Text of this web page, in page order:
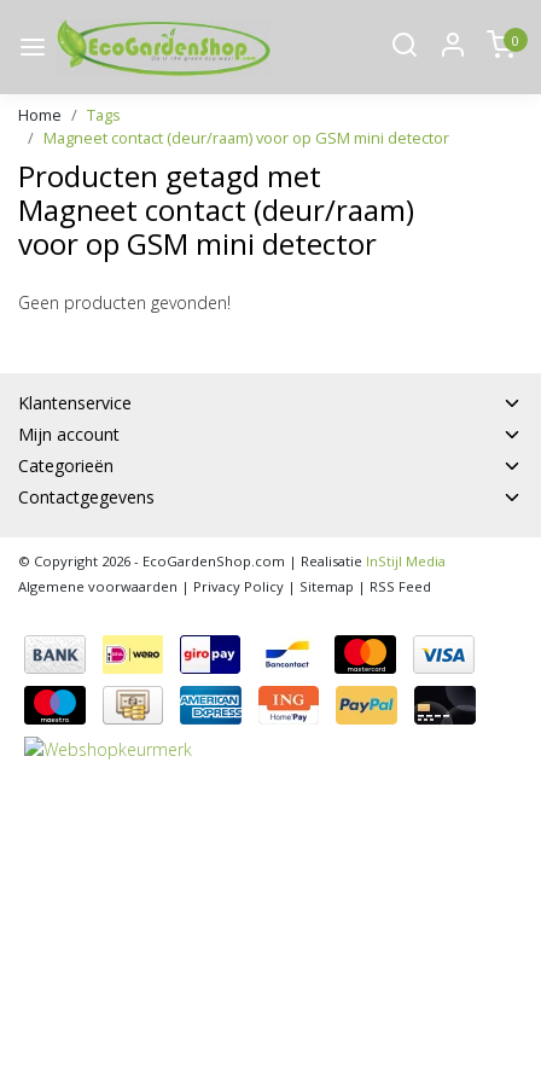
0
Home
Tags
Magneet contact (deur/raam) voor op GSM mini detector
Producten getagd met
Magneet contact (deur/raam)
voor op GSM mini detector
Geen producten gevonden!
Klantenservice
Mijn account
Categorieën
Contactgegevens
© Copyright 2026 - EcoGardenShop.com | Realisatie InStijl Media
Algemene voorwaarden | Privacy Policy | Sitemap | RSS Feed